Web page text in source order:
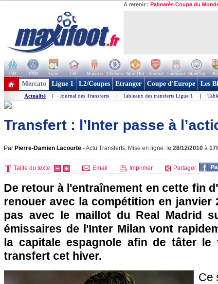
A retenir : Palmarès Coupe du
OM PSG Lyon Lille Monaco Chelsea Man Utd Arsenal Liverpool ManCity
+ de clubs
Mercato Ligue 1 L2/Coupes Etranger Coupe d'Europe Les
Actualité | Journal des Transferts | Tableaux des transferts Ligue 1 |
Transfert : l’Inter passe à
Par Pierre-Damien Lacourte -Actu Transferts, Mise en ligne: le 28/12/2010 à
Taille du texte: Email Imprimer Partager:
De retour à l'entraînement en cette fin
renouer avec la compétition en janvier
pas avec le maillot du Real Madrid
émissaires de l'Inter Milan vont
la capitale espagnole afin de tâter le
transfert cet hiver.
Ce